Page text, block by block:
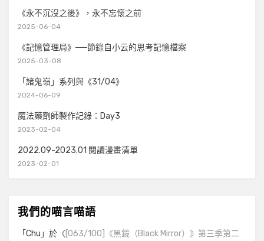
《永不沉沒之後》，永不忘懷之前
2025-06-04
《記憶管理局》──節錄自小云的思考記憶檔案
2025-03-08
「諸鬼嶺」系列與《31/04》
2024-06-09
魔法藥劑師製作記錄：Day3
2023-02-04
2022.09-2023.01 閱讀漫畫清單
2023-02-01
我們的喵言喵語
「Chu 」於〈 [063/100]《黑鏡（Black Mirror）》第三季第二